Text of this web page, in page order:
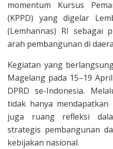
momentum Kursus
(KPPD) yang digelar
(Lemhannas) RI sebagai
arah pembangunan di
Kegiatan yang
Magelang pada 15–19
DPRD se-Indonesia.
tidak hanya
juga ruang refleksi
strategis pembangunan
kebijakan nasional.